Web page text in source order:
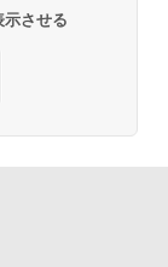
させる